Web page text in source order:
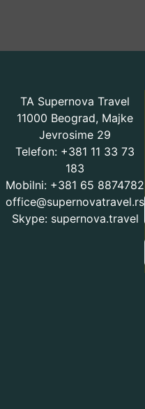
TA Supernova Travel
11000 Beograd, Majke
Jevrosime 29
Telefon: +381 11 33 73
183
Mobilni: +381 65 8874782
office@supernovatravel.rs
Skype: supernova.travel